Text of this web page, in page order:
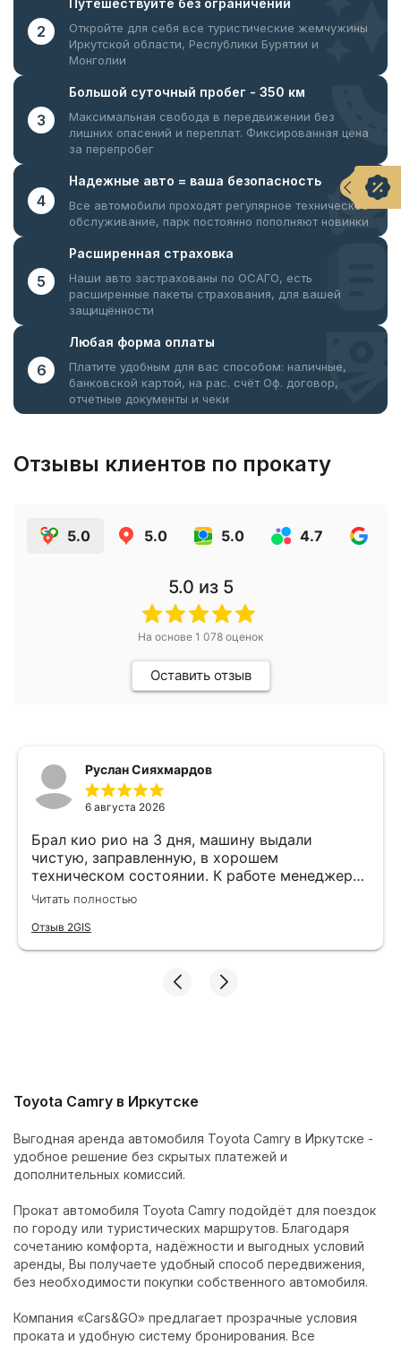
2
Путешествуйте без ограничений
Откройте для себя все туристические жемчужины
Иркутской области, Республики Бурятии и
Монголии
3
Большой суточный пробег - 350 км
Максимальная свобода в передвижении без
лишних опасений и переплат. Фиксированная цена
за перепробег
4
Надежные авто = ваша безопасность
Все автомобили проходят регулярное техническое
обслуживание, парк постоянно пополняют новинки
5
Расширенная страховка
Наши авто застрахованы по ОСАГО, есть
расширенные пакеты страхования, для вашей
защищённости
6
Любая форма оплаты
Платите удобным для вас способом: наличные,
банковской картой, на рас. счёт Оф. договор,
отчетные документы и чеки
Отзывы клиентов по прокату
5.0 5.0 5.0 4.7
5.0 из 5
На основе 1 078 оценок
Оставить отзыв
Руслан Сияхмардов
6 августа 2026
Брал кио рио на 3 дня, машину выдали
чистую, заправленную, в хорошем
техническом состоянии. К работе менеджера
вопрос нет, все подробно объясняют и
Cars&Go
Читать полностью
Отзыв 2GIS
Toyota Camry в Иркутске
Выгодная аренда автомобиля Toyota Camry в Иркутске -
удобное решение без скрытых платежей и
дополнительных комиссий.
Прокат автомобиля Toyota Camry подойдёт для поездок
по городу или туристических маршрутов. Благодаря
сочетанию комфорта, надёжности и выгодных условий
аренды, Вы получаете удобный способ передвижения,
без необходимости покупки собственного автомобиля.
Компания «Cars&GO» предлагает прозрачные условия
проката и удобную систему бронирования. Все